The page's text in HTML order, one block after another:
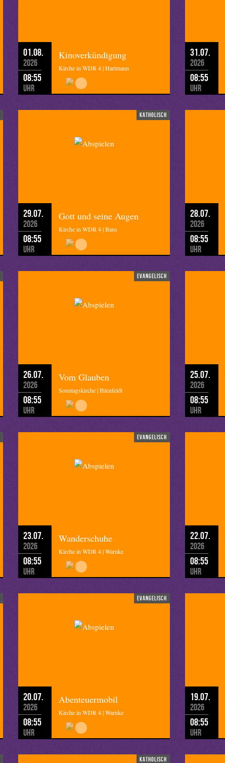
01.08.
2026
08:55
Uhr
Kinoverkündigung
Kirche in WDR 4 | Hartmann
31.07.
2026
08:55
Uhr
katholisch
29.07.
2026
08:55
Uhr
Gott und seine Augen
Kirche in WDR 4 | Bans
28.07.
2026
08:55
Uhr
evangelisch
26.07.
2026
08:55
Uhr
Vom Glauben
Sonntagskirche | Ihlenfeldt
25.07.
2026
08:55
Uhr
evangelisch
23.07.
2026
08:55
Uhr
Wanderschuhe
Kirche in WDR 4 | Warnke
22.07.
2026
08:55
Uhr
evangelisch
20.07.
2026
08:55
Uhr
Abenteuermobil
Kirche in WDR 4 | Warnke
19.07.
2026
08:55
Uhr
katholisch